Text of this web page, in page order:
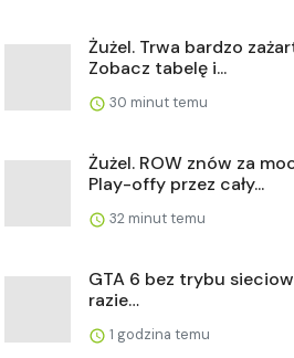
Żużel. Trwa bardzo
Zobacz tabelę i...
30 minut temu
Żużel. ROW znów za
Play-offy przez cały...
32 minut temu
GTA 6 bez trybu
razie…
1 godzina temu